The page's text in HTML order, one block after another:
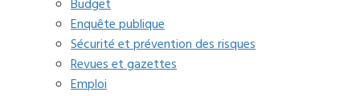
Budget
Enquête publique
Sécurité et prévention des risques
Revues et gazettes
Emploi